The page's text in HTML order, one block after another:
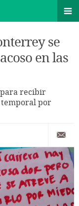
se
en las
para recibir
temporal por